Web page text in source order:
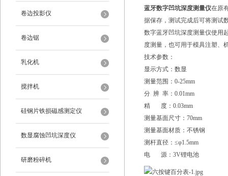
卷边投影仪
卷边锯
乳化机
搅拌机
硅钢片铁损磁感测定仪
数显腐蚀凹坑深度仪
研磨粉碎机
蓝牙数字凹坑深度测量仪在原
据保存，测试完成后可将测试
数字蓝牙凹坑深度测量仪使用
度测量，也可用于模具注塑、
技术参数：
显示方式：数显
测量范围：0-25mm
分 辨 率：0.01mm
精 度：0.03mm
测量基面尺寸：70mm
测量基面材质：不锈钢
测杆直径：≤φ1.5mm
电 源：3V锂电池